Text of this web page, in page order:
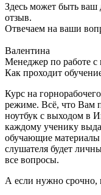
Здесь может быть ваш
отзыв.
Отвечаем на ваши
Валентина
Менеджер по работе с
Как проходит
Курс на
режиме. Всё, что Вам
ноутбук с выходом в
каждому ученику
обучающие материалы
слушателя будет
все вопросы.
А если нужно срочно,